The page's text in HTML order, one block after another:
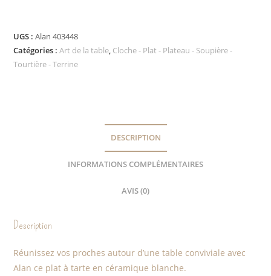
UGS :Alan 403448
Catégories :Art de la table, Cloche - Plat - Plateau - Soupière -
Tourtière - Terrine
DESCRIPTION
INFORMATIONS COMPLÉMENTAIRES
AVIS (0)
Description
Réunissez vos proches autour d’une table conviviale avec
Alan ce plat à tarte en céramique blanche.